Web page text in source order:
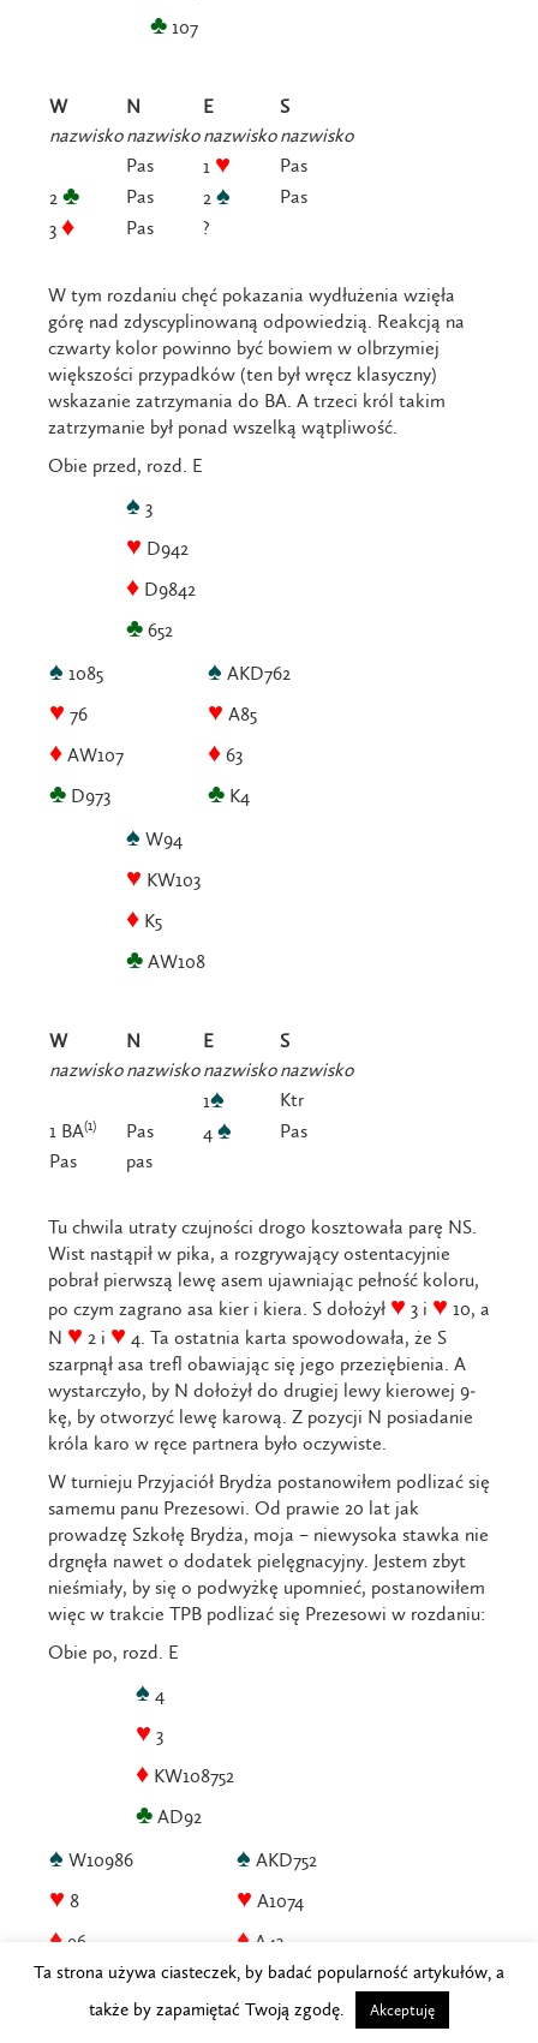
♣ 107
W N E
S
nazwiskonazwiskonazwiskonazwisko
Pas
1 ♥
Pas
2 ♣ Pas 2 ♠
Pas
3 ♦ Pas ?
W tym rozdaniu chęć pokazania wydłużenia wzięła
górę nad zdyscyplinowaną odpowiedzią. Reakcją na
czwarty kolor powinno być bowiem w olbrzymiej
większości przypadków (ten był wręcz klasyczny)
wskazanie zatrzymania do BA. A trzeci król takim
zatrzymanie był ponad wszelką wątpliwość.
Obie przed, rozd. E
♠ 3
♥ D942
♦ D9842
♣ 652
♠ 1085
♥ 76
♦ AW107
♣ D973
♠ AKD762
♥ A85
♦ 63
♣ K4
♠ W94
♥ KW103
♦ K5
♣ AW108
W N E
S
nazwiskonazwiskonazwiskonazwisko
1♠
Ktr
1 BA(1) Pas 4 ♠
Pas
Pas
pas
Tu chwila utraty czujności drogo kosztowała parę NS.
Wist nastąpił w pika, a rozgrywający ostentacyjnie
pobrał pierwszą lewę asem ujawniając pełność koloru,
po czym zagrano asa kier i kiera. S dołożył ♥ 3 i ♥ 10, a
N ♥ 2 i ♥ 4. Ta ostatnia karta spowodowała, że S
szarpnął asa trefl obawiając się jego przeziębienia. A
wystarczyło, by N dołożył do drugiej lewy kierowej 9-
kę, by otworzyć lewę karową. Z pozycji N posiadanie
króla karo w ręce partnera było oczywiste.
W turnieju Przyjaciół Brydża postanowiłem podlizać się
samemu panu Prezesowi. Od prawie 20 lat jak
prowadzę Szkołę Brydża, moja – niewysoka stawka nie
drgnęła nawet o dodatek pielęgnacyjny. Jestem zbyt
nieśmiały, by się o podwyżkę upomnieć, postanowiłem
więc w trakcie TPB podlizać się Prezesowi w rozdaniu:
Obie po, rozd. E
♠ 4
♥ 3
♦ KW108752
♣ AD92
♠ W10986
♥ 8
♦ 96
♣KW763
♠ AKD752
♥ A1074
♦ A43
♣–
♠
Ta strona używa ciasteczek, by badać popularność artykułów, a
także by zapamiętać Twoją zgodę.
Akceptuję